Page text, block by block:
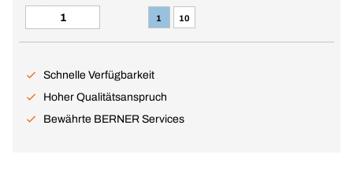
1 10
Schnelle Verfügbarkeit
Hoher Qualitätsanspruch
Bewährte BERNER Services